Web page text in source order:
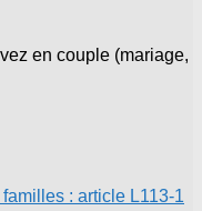
en couple (mariage,
: article L113-1